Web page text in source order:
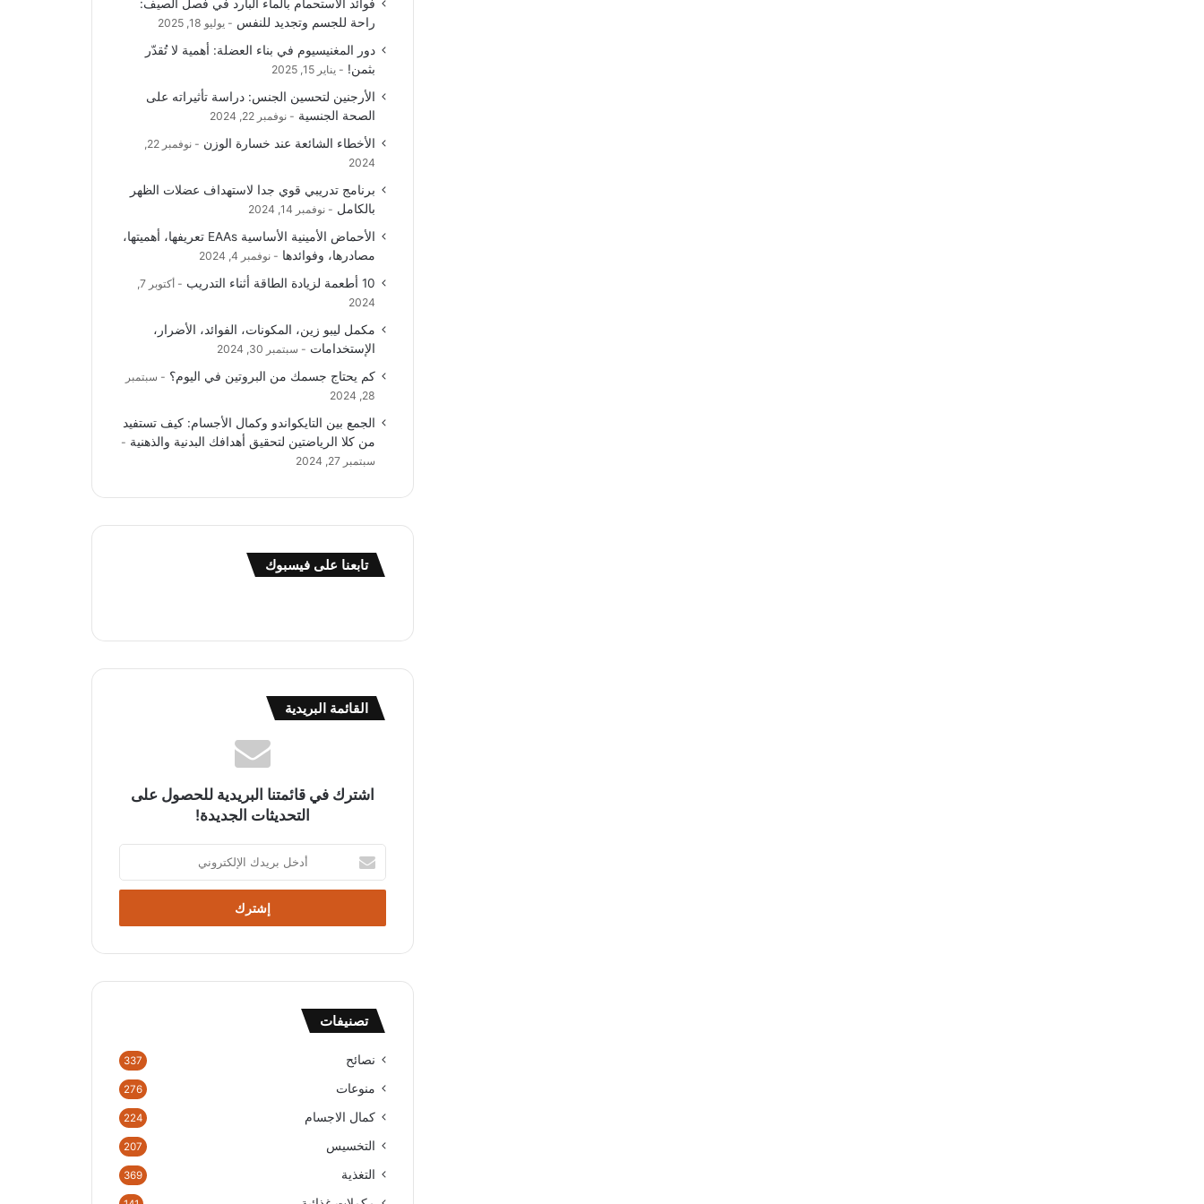
و
ك
T
u
b
e
ق
ر
ا
ا
ل
م
ع
R
فوائد الاستحمام بالماء البارد في فصل الصيف:
راحة للجسم وتجديد للنفس
يوليو 18, 2025
دور المغنيسيوم في بناء العضلة: أهمية لا تُقدّر
بثمن!
يناير 15, 2025
الأرجنين لتحسين الجنس: دراسة تأثيراته على
الصحة الجنسية
نوفمبر 22, 2024
الأخطاء الشائعة عند خسارة الوزن
نوفمبر 22,
2024
برنامج تدريبي قوي جدا لاستهداف عضلات الظهر
بالكامل
نوفمبر 14, 2024
الأحماض الأمينية الأساسية EAAs تعريفها، أهميتها،
مصادرها، وفوائدها
نوفمبر 4, 2024
10 أطعمة لزيادة الطاقة أثناء التدريب
أكتوبر 7,
2024
مكمل ليبو زين، المكونات، الفوائد، الأضرار،
الإستخدامات
سبتمبر 30, 2024
كم يحتاج جسمك من البروتين في اليوم؟
سبتمبر
28, 2024
الجمع بين التايكواندو وكمال الأجسام: كيف تستفيد
من كلا الرياضتين لتحقيق أهدافك البدنية والذهنية
سبتمبر 27, 2024
تابعنا على فيسبوك
القائمة البريدية
اشترك في قائمتنا البريدية للحصول على
التحديثات الجديدة!
خ
ب
د
إ
ت
و
ن
تصنيفات
نصائح 337
منوعات 276
كمال الاجسام 224
التخسيس 207
التغذية 369